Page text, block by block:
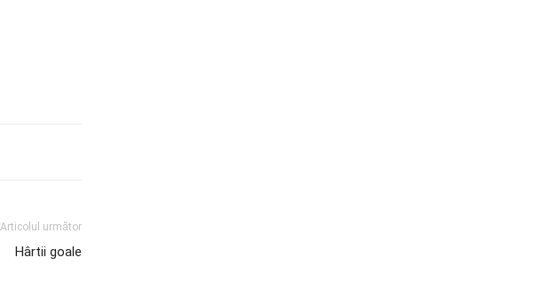
Articolul următor
Hârtii goale